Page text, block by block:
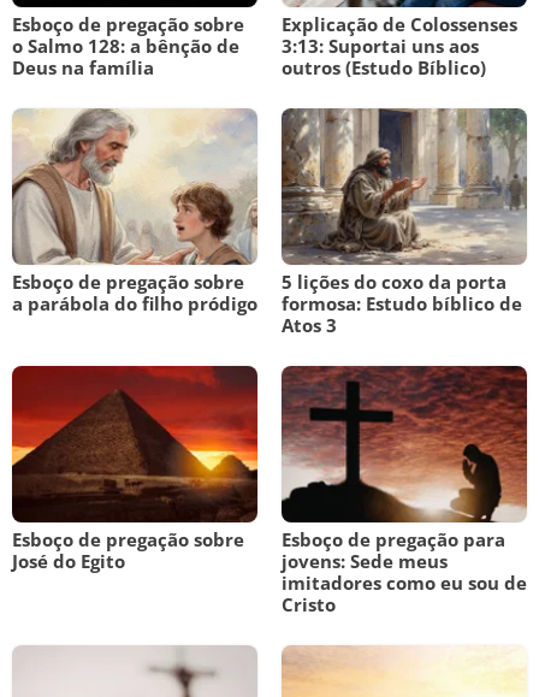
ESBOÇOS DE PREGAÇÃO
PERGUNTE À BÍBLIA
TERMO BÍBLICO JOGOS
QUEM SOMOS
Esboço de pregação sobre
o Salmo 128: a bênção de
Deus na família
Explicação de Colossenses
3:13: Suportai uns aos
outros (Estudo Bíblico)
Esboço de pregação sobre
a parábola do filho pródigo
5 lições do coxo da porta
formosa: Estudo bíblico de
Atos 3
Esboço de pregação sobre
José do Egito
Esboço de pregação para
jovens: Sede meus
imitadores como eu sou de
Cristo